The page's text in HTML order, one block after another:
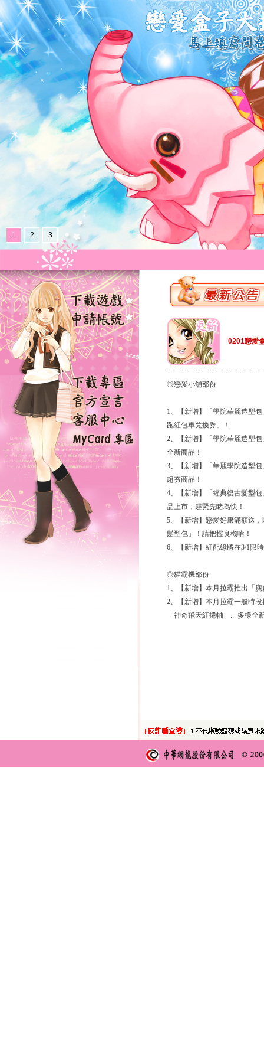
1 2 3
0201戀愛
◎戀愛小舖部份
1、【新增】「學院華麗造型
跑紅包車兌換券」！
2、【新增】「學院華麗造型
全新商品！
3、【新增】「華麗學院造型
超夯商品！
4、【新增】「經典復古髮型
品上市，趕緊先睹為快！
5、【新增】戀愛好康滿額送
髮型包」！請把握良機唷！
6、【新增】紅配綠將在3/1限
◎貓霸機部份
1、【新增】本月拉霸推出「
2、【新增】本月拉霸一般時
「神奇飛天紅捲軸」... 多樣